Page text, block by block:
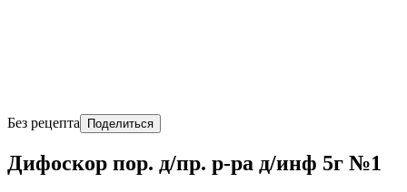
Без рецепта Поделиться
Дифоскор пор. д/пр. р-ра д/инф 5г №1